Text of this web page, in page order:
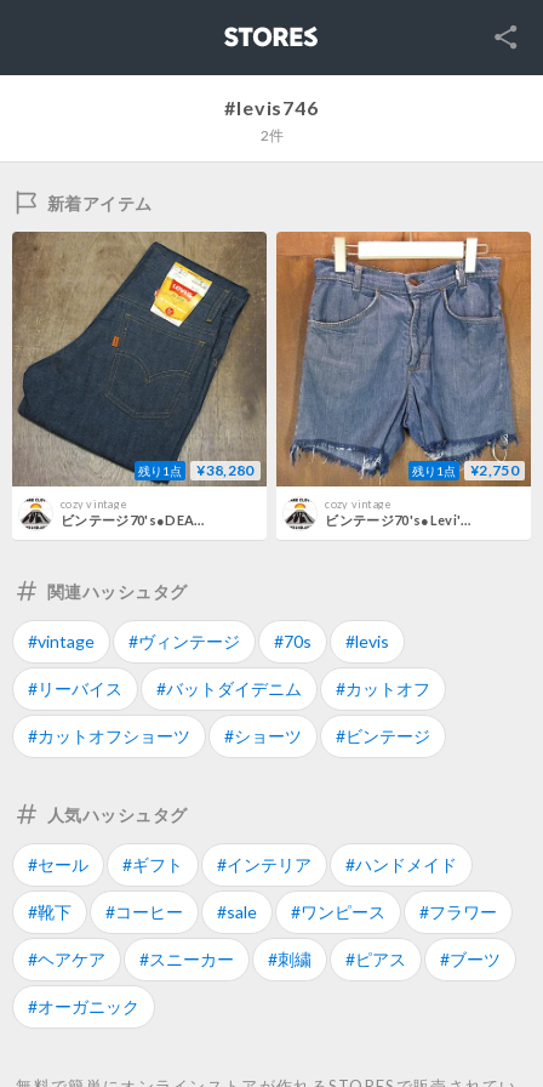
SNS
#levis746
2件
新着アイテム
残り1点 ¥38,280
cozy vintage
ビンテージ70's●DEADSTOCK Levi's 746-0317 size W27 L30●250930n4-m-pnt-jns-w27リーバイスデッドストックジーンズメンズ古着
残り1点 ¥2,750
cozy vintage
ビンテージ70's●Levi's 746バットダイデニムカットオフショーツW29 L34●200810n6-m-sht-w29 1970sリーバイスショートパンツ
関連ハッシュタグ
#vintage #ヴィンテージ #70s #levis
#リーバイス #バットダイデニム #カットオフ
#カットオフショーツ #ショーツ #ビンテージ
人気ハッシュタグ
#セール #ギフト #インテリア #ハンドメイド
#靴下 #コーヒー #sale #ワンピース #フラワー
#ヘアケア #スニーカー #刺繍 #ピアス #ブーツ
#オーガニック